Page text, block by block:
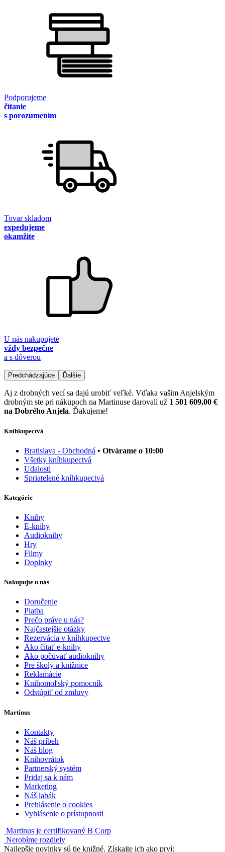
Podporujeme
čítanie
s porozumením
Tovar skladom
expedujeme
okamžite
U nás nakupujete
vždy bezpečne
a s dôverou
Predchádzajúce Ďalšie
Aj z drobných vecí sa dajú urobiť veľké. Vďaka vašim Anjelským
drobným ste pri nákupoch na Martinuse darovali už 1 501 609,00 €
na Dobrého Anjela. Ďakujeme!
Kníhkupectvá
Bratislava - Obchodná • Otvárame o 10:00
Všetky kníhkupectvá
Udalosti
Spriatelené kníhkupectvá
Kategórie
Knihy
E-knihy
Audioknihy
Hry
Filmy
Doplnky
Nakupujte u nás
Doručenie
Platba
Prečo práve u nás?
Najčastejšie otázky
Rezervácia v kníhkupectve
Ako čítať e-knihy
Ako počúvať audioknihy
Pre školy a knižnice
Reklamácie
Knihomoľský pomocník
Odstúpiť od zmluvy
Martinus
Kontakty
Náš príbeh
Náš blog
Knihovrátok
Partnerský systém
Pridaj sa k nám
Marketing
Náš labák
Prehlásenie o cookies
Vyhlásenie o prístupnosti
Martinus je certifikovaný B Corp
Nerobíme rozdiely
Najlepšie novinky sú tie knižné. Získajte ich ako prví: